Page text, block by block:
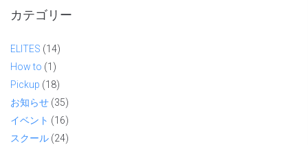
カテゴリー
ELITES (14)
How to (1)
Pickup (18)
お知らせ (35)
イベント (16)
スクール (24)